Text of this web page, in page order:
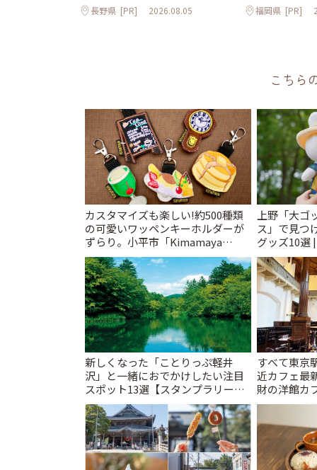
長野県 [PR] 2026.08.05 福岡県 [PR]
こちら
カスタマイズも楽しい!約500種類
の可愛いワッペンキーホルダーが
ずらり。小平市「Kimamaya
T&K」 | ことりっぷ
上野「大ゴ
ス」で見つ
グッズ10選
新しくなった「ことりっぷ軽井
沢」と一緒におでかけしたい注目
スポット13選【スタンプラリー開
催中】 | ことりっぷ
すべて東京
近カフェ最
財の洋館カ
レトロ喫茶